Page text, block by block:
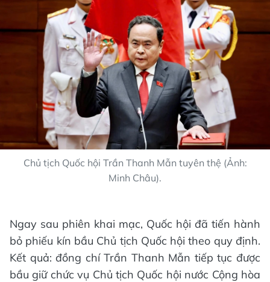
Chủ tịch Quốc hội Trần Thanh Mẫn tuyên thệ (Ảnh:
Minh Châu).
Ngay sau phiên khai mạc, Quốc hội đã tiến hành
bỏ phiếu kín bầu Chủ tịch Quốc hội theo quy định.
Kết quả: đồng chí Trần Thanh Mẫn tiếp tục được
bầu giữ chức vụ Chủ tịch Quốc hội nước Cộng hòa